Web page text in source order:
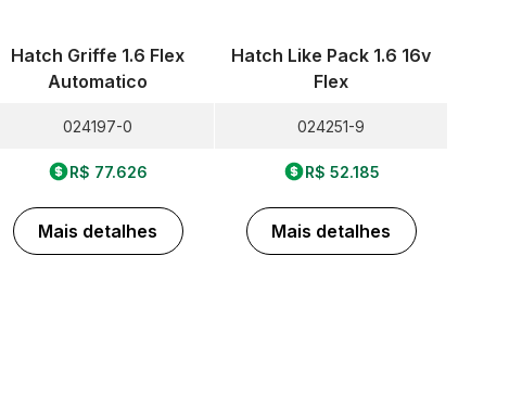
Hatch Griffe 1.6 Flex
Automatico
024197-0
R$ 77.626
Mais detalhes
Hatch Like Pack 1.6 16v
Flex
024251-9
R$ 52.185
Mais detalhes